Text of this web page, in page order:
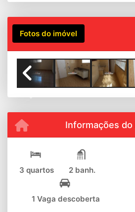
Fotos do imóvel
Informações do
3 quartos 2 banh.
1 Vaga descoberta